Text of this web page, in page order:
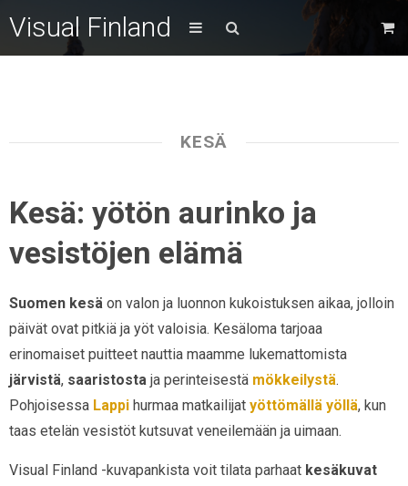
Visual Finland
KESÄ
Kesä: yötön aurinko ja
vesistöjen elämä
Suomen kesä on valon ja luonnon kukoistuksen aikaa, jolloin
päivät ovat pitkiä ja yöt valoisia. Kesäloma tarjoaa
erinomaiset puitteet nauttia maamme lukemattomista
järvistä, saaristosta ja perinteisestä mökkeilystä.
Pohjoisessa Lappi hurmaa matkailijat yöttömällä yöllä, kun
taas etelän vesistöt kutsuvat veneilemään ja uimaan.
Visual Finland -kuvapankista voit tilata parhaat kesäkuvat